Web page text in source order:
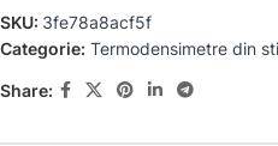
SKU: 3fe78a8acf5f
Categorie: Termodensimetre din
Share: